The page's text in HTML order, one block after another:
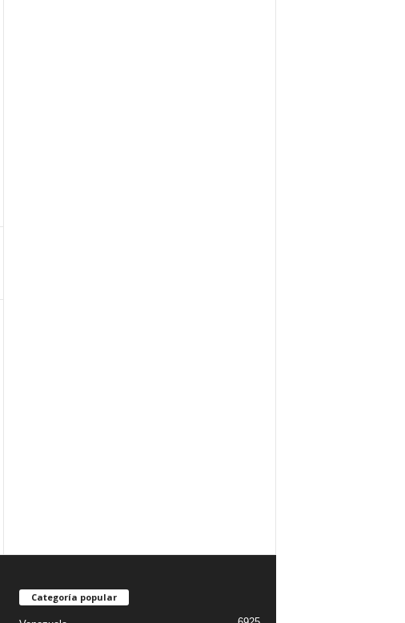
Categoría popular